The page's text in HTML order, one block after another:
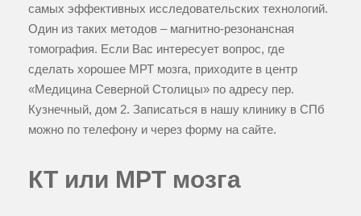
самых эффективных исследовательских технологий.
Один из таких методов – магнитно-резонансная
томография. Если Вас интересует вопрос, где
сделать хорошее МРТ мозга, приходите в центр
«Медицина Северной Столицы» по адресу пер.
Кузнечный, дом 2. Записаться в нашу клинику в СПб
можно по телефону и через форму на сайте.
КТ или МРТ мозга